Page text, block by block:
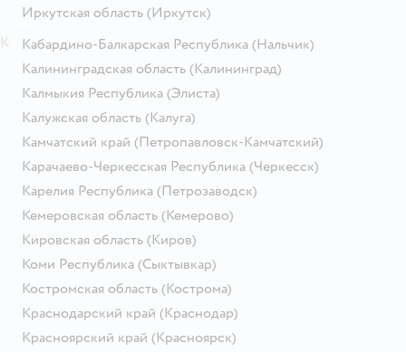
Иркутская область (Иркутск)
Кабардино-Балкарская Республика (Нальчик)
Калининградская область (Калининград)
Калмыкия Республика (Элиста)
Калужская область (Калуга)
Камчатский край (Петропавловск-Камчатский)
Карачаево-Черкесская Республика (Черкесск)
Карелия Республика (Петрозаводск)
Кемеровская область (Кемерово)
Кировская область (Киров)
Коми Республика (Сыктывкар)
Костромская область (Кострома)
Краснодарский край (Краснодар)
Красноярский край (Красноярск)